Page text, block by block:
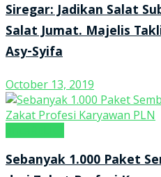
Siregar: Jadikan Salat
Salat Jumat. Majelis
Asy-Syifa
October 13, 2019
Sebanyak 1.000 Paket